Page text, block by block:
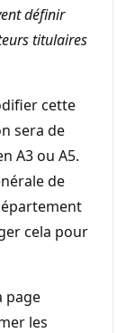
définir
titulaires
cette
sera de
A3 ou A5.
de
cela pour
page
les